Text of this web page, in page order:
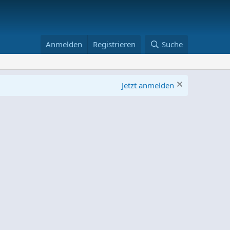
Anmelden Registrieren Suche
Jetzt anmelden